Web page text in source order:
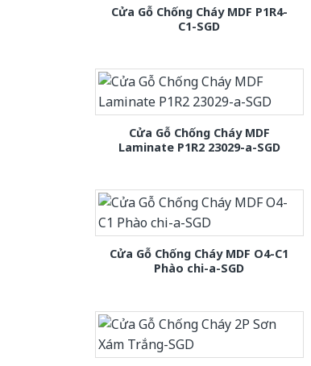
Cửa Gỗ Chống Cháy MDF P1R4-
C1-SGD
Cửa Gỗ Chống Cháy MDF
Laminate P1R2 23029-a-SGD
Cửa Gỗ Chống Cháy MDF O4-C1
Phào chi-a-SGD